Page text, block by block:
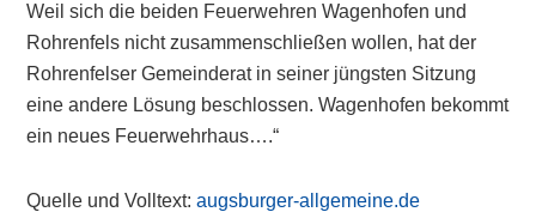
Weil sich die beiden Feuerwehren Wagenhofen und
Rohrenfels nicht zusammenschließen wollen, hat der
Rohrenfelser Gemeinderat in seiner jüngsten Sitzung
eine andere Lösung beschlossen. Wagenhofen bekommt
ein neues Feuerwehrhaus….“
Quelle und Volltext:augsburger-allgemeine.de